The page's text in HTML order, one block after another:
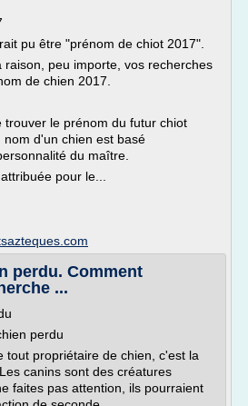
pu être "prénom de chiot 2017".
peu importe, vos recherches
de chien 2017.
trouver le prénom du futur chiot
d'un chien est basé
du maître.
pour le...
perdu. Comment
...
perdu
tout propriétaire de chien, c'est la
canins sont des créatures
faites pas attention, ils pourraient